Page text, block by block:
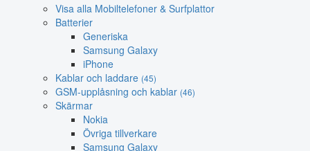
Visa alla Mobiltelefoner & Surfplattor
Batterier
Generiska
Samsung Galaxy
iPhone
Kablar och laddare (45)
GSM-upplåsning och kablar (46)
Skärmar
Nokia
Övriga tillverkare
Samsung Galaxy